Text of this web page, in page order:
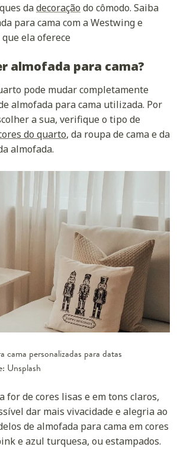
dadecoração do cômodo. Saiba
para cama com a Westwing e
ela oferece
almofada para cama?
pode mudar completamente
almofada para cama utilizada. Por
a sua, verifique o tipo de
do quarto, da roupa de cama e da
almofada.
cama personalizadas para datas
Unsplash
for de cores lisas e em tons claros,
dar mais vivacidade e alegria ao
de almofada para cama em cores
e azul turquesa, ou estampados.